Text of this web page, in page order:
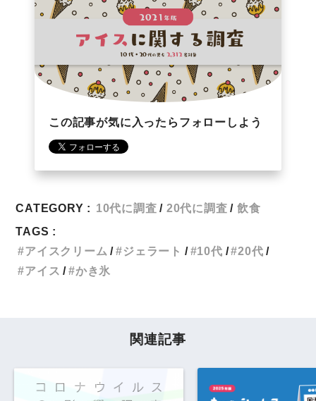
この記事が気に入ったらフォローしよう
CATEGORY : 10代に調査 20代に調査
飲食
TAGS :
アイスクリーム
ジェラート 10代
20代
アイス
かき氷
関連記事